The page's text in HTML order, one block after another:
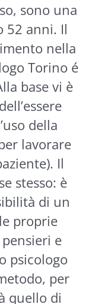
sono una
52 anni. Il
nella
Torino é
base vi è
della
lavorare
Il
stesso: è
di un
proprie
e
psicologo
per
quello di